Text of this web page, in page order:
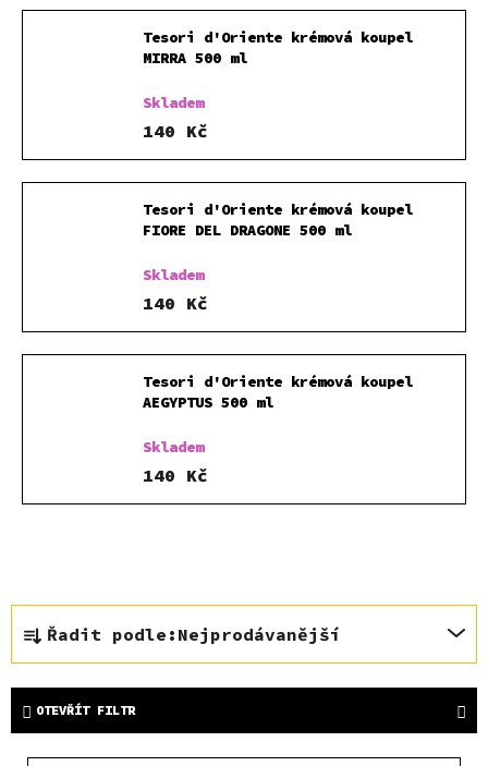
Tesori d'Oriente krémová koupel
MIRRA 500 ml
Skladem
140 Kč
Tesori d'Oriente krémová koupel
FIORE DEL DRAGONE 500 ml
Skladem
140 Kč
Tesori d'Oriente krémová koupel
AEGYPTUS 500 ml
Skladem
140 Kč
Ř
a
z
e
n
Řadit podle: Nejprodávanější
OTEVŘÍT FILTR